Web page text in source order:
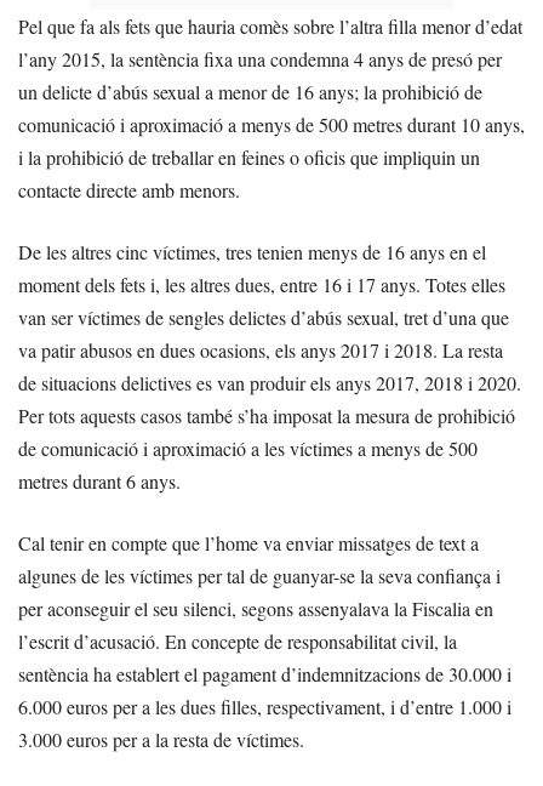
Pel que fa als fets que hauria comès sobre l’altra filla menor d’edat
l’any 2015, la sentència fixa una condemna 4 anys de presó per
un delicte d’abús sexual a menor de 16 anys; la prohibició de
comunicació i aproximació a menys de 500 metres durant 10 anys,
i la prohibició de treballar en feines o oficis que impliquin un
contacte directe amb menors.
De les altres cinc víctimes, tres tenien menys de 16 anys en el
moment dels fets i, les altres dues, entre 16 i 17 anys. Totes elles
van ser víctimes de sengles delictes d’abús sexual, tret d’una que
va patir abusos en dues ocasions, els anys 2017 i 2018. La resta
de situacions delictives es van produir els anys 2017, 2018 i 2020.
Per tots aquests casos també s’ha imposat la mesura de prohibició
de comunicació i aproximació a les víctimes a menys de 500
metres durant 6 anys.
Cal tenir en compte que l’home va enviar missatges de text a
algunes de les víctimes per tal de guanyar-se la seva confiança i
per aconseguir el seu silenci, segons assenyalava la Fiscalia en
l’escrit d’acusació. En concepte de responsabilitat civil, la
sentència ha establert el pagament d’indemnitzacions de 30.000 i
6.000 euros per a les dues filles, respectivament, i d’entre 1.000 i
3.000 euros per a la resta de víctimes.